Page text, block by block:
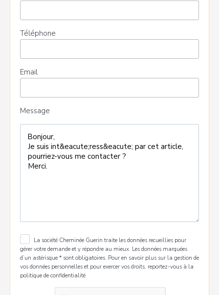
Téléphone
Email
Message
La société Cheminée Guerin traite les données recueillies pour
gérer votre demande et y répondre au mieux. Les données marquées
d’un astérisque * sont obligatoires. Pour en savoir plus sur la gestion de
vos données personnelles et pour exercer vos droits, reportez-vous à la
politique de confidentialité